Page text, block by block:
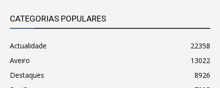
CATEGORIAS POPULARES
Actualidade
22358
Aveiro
13022
Destaques
8926